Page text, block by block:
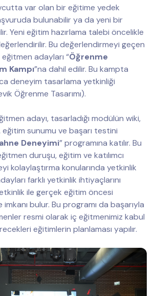
var olan bir eğitime yedek
bulunabilir ya da yeni bir
Yeni eğitim hazırlama talebi öncelikle
Bu değerlendirmeyi geçen
eğitmen adayları “Öğrenme
Kampı”na dahil edilir. Bu kampta
deneyim tasarlama yetkinliği
Öğrenme Tasarımı).
adayı, tasarladığı modülün wiki,
eğitim sunumu ve başarı testini
Deneyimi” programına katılır. Bu
duruşu, eğitim ve katılımcı
kolaylaştırma konularında yetkinlik
farklı yetkinlik ihtiyaçlarını
ile gerçek eğitim öncesi
bulur. Bu programı da başarıyla
resmi olarak iç eğitmenimiz kabul
eğitimlerin planlaması yapılır.